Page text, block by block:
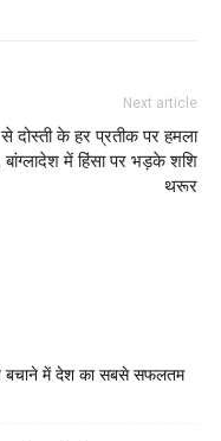
Next article
दोस्ती के हर प्रतीक पर हमला
बांग्लादेश में हिंसा पर भड़के शशि
थरूर
बचाने में देश का सबसे सफलतम